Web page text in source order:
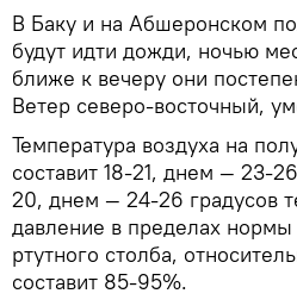
В Баку и на Абшеронском
будут идти дожди, ночью
ближе к вечеру они
Ветер северо-восточный,
Температура воздуха на
составит 18-21, днем — 23-
20, днем — 24-26 градусов
давление в пределах
ртутного столба,
составит 85-95%.